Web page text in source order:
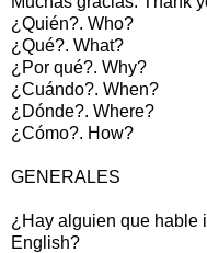
¿Quién?. Who?
¿Qué?. What?
¿Por qué?. Why?
¿Cuándo?. When?
¿Dónde?. Where?
¿Cómo?. How?
GENERALES
¿Hay alguien que hable
English?